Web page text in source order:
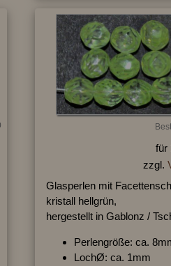
für
zzgl.
Glasperlen mit
kristall hellgrün,
hergestellt in Gablonz /
Perlengröße: ca.
LochØ: ca. 1mm